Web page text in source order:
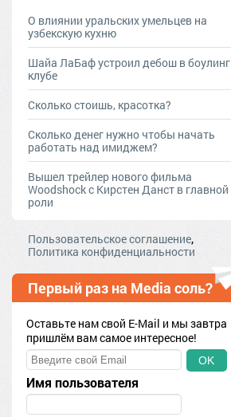
О влиянии уральских умельцев на
узбекскую кухню
Шайа ЛаБаф устроил дебош в боулинг
клубе
Сколько стоишь, красотка?
Сколько денег нужно чтобы начать
работать над имиджем?
Вышел трейлер нового фильма
Woodshock с Кирстен Данст в главной
роли
Пользовательское соглашение,
Политика конфиденциальности
Первый раз на Media соль?
Оставьте нам свой E-Mail и мы завтра
пришлём вам самое интересное!
OK
Имя пользователя